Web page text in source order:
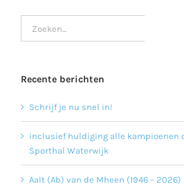
Recente berichten
Schrijf je nu snel in!
inclusief huldiging alle kampioenen
Sporthal Waterwijk
Aalt (Ab) van de Mheen (1946 – 2026)